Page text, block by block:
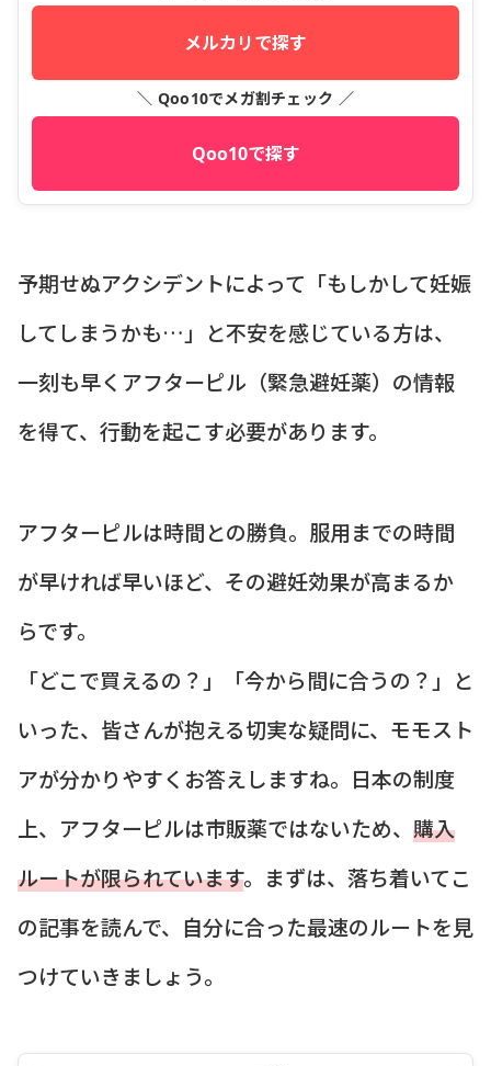
メルカリで探す
＼ Qoo10でメガ割チェック ／
Qoo10で探す
予期せぬアクシデントによって「もしかして妊娠
してしまうかも…」と不安を感じている方は、
一刻も早くアフターピル（緊急避妊薬）の情報
を得て、行動を起こす必要があります。
アフターピルは時間との勝負。服用までの時間
が早ければ早いほど、その避妊効果が高まるか
らです。
「どこで買えるの？」「今から間に合うの？」と
いった、皆さんが抱える切実な疑問に、モモスト
アが分かりやすくお答えしますね。日本の制度
上、アフターピルは市販薬ではないため、 購入
ルートが限られています。まずは、落ち着いてこ
の記事を読んで、自分に合った最速のルートを見
つけていきましょう。